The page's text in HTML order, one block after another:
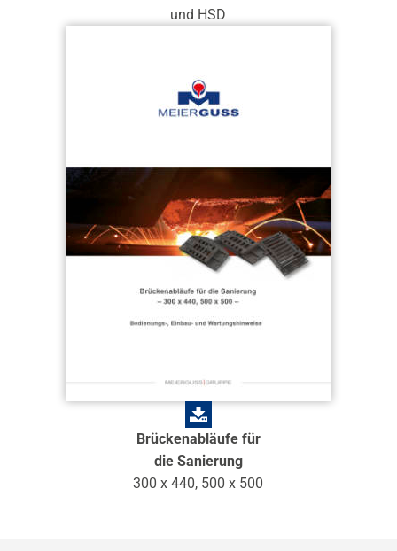
und HSD
Brückenabläufe für
die Sanierung
300 x 440, 500 x 500